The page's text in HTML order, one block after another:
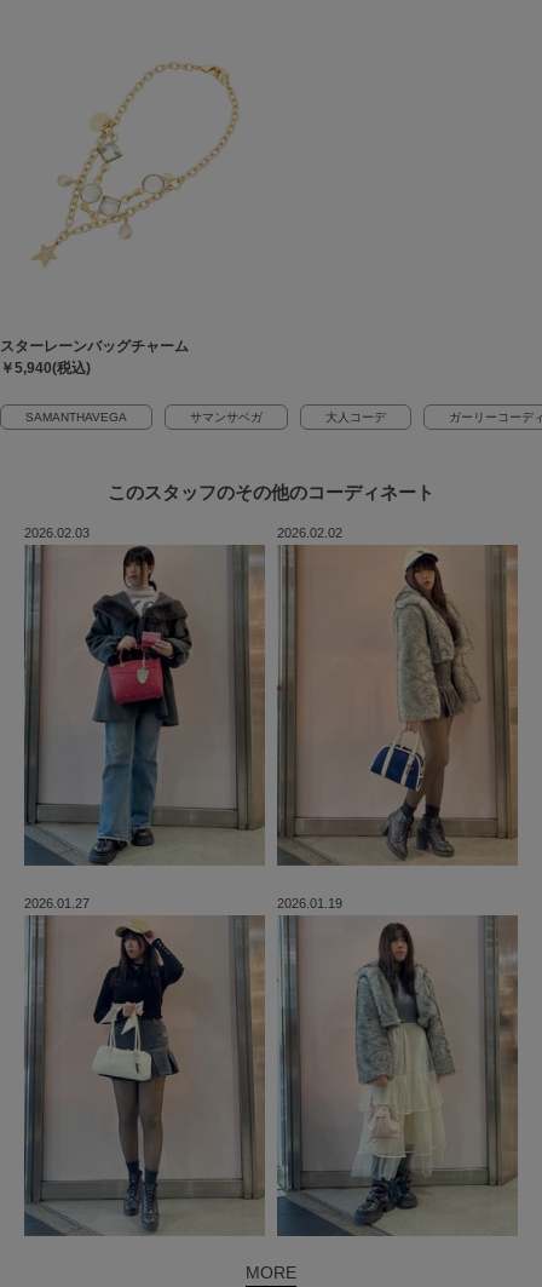
スターレーンバッグチャーム
￥5,940(税込)
SAMANTHAVEGA サマンサベガ 大人コーデ ガーリーコーデ
このスタッフのその他のコーディネート
2026.02.03 2026.02.02
2026.01.27 2026.01.19
MORE